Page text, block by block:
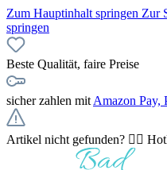
Zum Hauptinhalt springen Zur
springen
Beste Qualität, faire Preise
sicher zahlen mit Amazon Pay,
Artikel nicht gefunden? 👉🏻